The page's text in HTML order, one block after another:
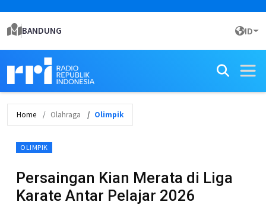
BANDUNG ID
Home Olahraga Olimpik
OLIMPIK
Persaingan Kian Merata di Liga
Karate Antar Pelajar 2026